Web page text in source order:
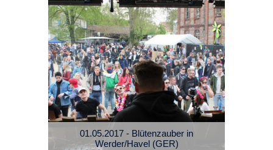
01.05.2017 - Blütenzauber in
Werder/Havel (GER)